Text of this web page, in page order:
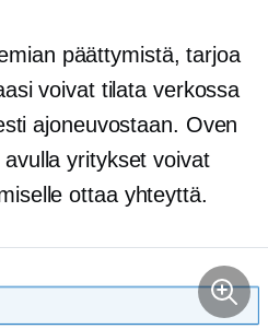
päättymistä, tarjoa
voivat tilata verkossa
ajoneuvostaan. Oven
yritykset voivat
ottaa yhteyttä.